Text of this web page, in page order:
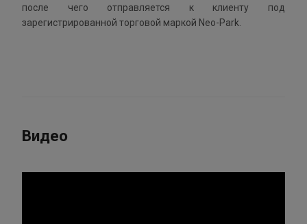
после чего отправляется к клиенту под
зарегистрированной торговой маркой Neo-Park.
Видео